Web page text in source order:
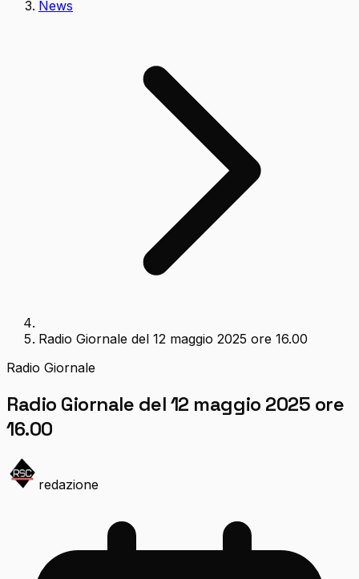
News
Radio Giornale del 12 maggio 2025 ore 16.00
Radio Giornale
Radio Giornale del 12 maggio 2025 ore
16.00
redazione